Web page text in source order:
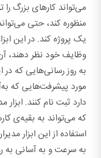
می‌تواند کارهای بزرگ
منظوره کند، حتی
‌یک پروژه کند. در این
وظایف خود نظر دهند،
به ‌روز رسانی‌هایی که در
مورد پیشرفت‌هایی که
دارد ثبت نام کنند.
که می‌تواند به ‌بقیه‌ی
استفاده از این ابزار
به ‌سرعت و به ‌آسانی به‌